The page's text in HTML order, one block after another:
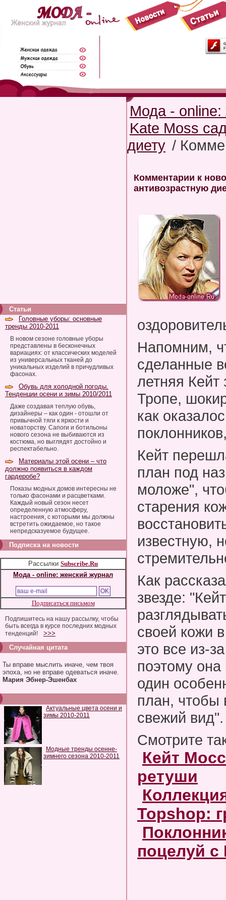
Статьи
Головные уборы: основные
тренды 2010-2011
В новом сезоне головные уборы
представлены в бесконечных
вариациях: от классических моделей
из универсальных тканей до
уникальных изделий в причудливых
фасонах.
Обувь для холодной погоды.
Тенденции осени и зимы 2010/2011
Даже создавая теплую обувь,
дизайнеры – как один - отошли от
привычной тяги к яркости и
новаторству. Сапоги и ботильоны
нового сезона не выбиваются из
костюма, но выглядят достойно и
респектабельно.
Материалы этой осени – что
должно появиться в каждом
гардеробе?
Показы модных домов интересны не
только фасонами и расцветками.
Каждый новый сезон несет
определенную атмосферу,
настроения, с которыми мы должны
встретить ожидаемое, но такое
непредсказуемое будущее.
Подписка на новости
Рассылки Subscribe.Ru
Мода - online: женский журнал
Подписаться письмом
Подпишитесь на нашу рассылку, чтобы
быть всегда в курсе последних модных
тенденций!
>>>
Случайная цитата
Ты вправе мыслить иначе, чем твоя
эпоха, но не вправе одеваться иначе.
Мария Эбнер-Эшенбах
Актуальные цвета осени и
зимы 2010-2011
Модные тренды осенне-
зимнего сезона 2010-2011
Мода - online:
Kate Moss
диету /
Комментарии к
антивозрастную
Напомним,
сделанные
летняя Кейт
Тропе,
как
Кейт
план под
моложе",
старения
известную,
Как
звезде:
своей кожи
это все из-
поэтому
один
план, чтобы
свежий вид".
Смотрите
Кейт
ретуши
Topshop:
поцелуй с